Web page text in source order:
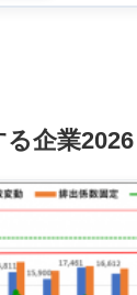
企業2026